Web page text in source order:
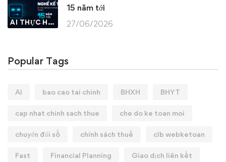
AI THỰC HÀNH
15 năm tới
27/06/2026
Popular Tags
AI bao cao tai chinh BHXH BHYT
cap nhat chinh sach thue che do ke toan moi
chuyển đổi số chính sách thuế clb webketoan
Fast Financial Planning Giao dịch liên kết